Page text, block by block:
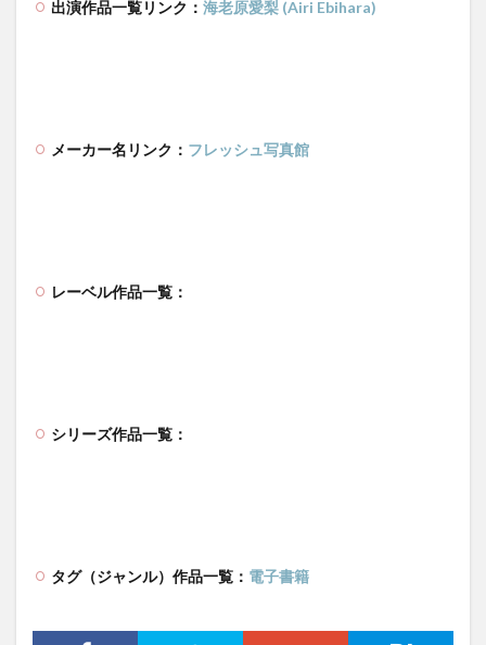
出演作品一覧リンク： 海老原愛梨 (Airi Ebihara)
メーカー名リンク： フレッシュ写真館
レーベル作品一覧：
シリーズ作品一覧：
タグ（ジャンル）作品一覧： 電子書籍